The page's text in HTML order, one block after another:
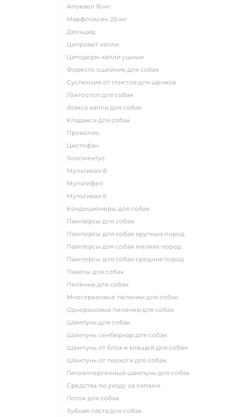
апоквел 16 мг
марфлоксин 20 мг
дельцид
ципровет капли
цитодерм капли ушные
форесто ошейник для собак
суспензия от глистов для щенков
лактостоп для собак
атакса капли для собак
кладакса для собак
проколин
цистофан
зоосмектус
мультикан 8
мультифел
мультикан 6
кондиционеры для собак
памперсы для собак
памперсы для собак крупных пород
памперсы для собак мелких пород
памперсы для собак средних пород
пакеты для собак
пеленки для собак
многоразовые пеленки для собак
одноразовые пеленки для собак
шампунь для собак
шампунь сенбернар для собак
шампунь от блох и клещей для собак
шампунь от перхоти для собак
гипоаллергенный шампунь для собак
средства по уходу за лапами
лоток для собак
зубная паста для собак